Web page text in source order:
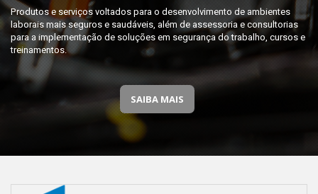
Produtos e serviços voltados para o desenvolvimento de ambientes
laborais mais seguros e saudáveis, além de assessoria e consultorias
para a implementação de soluções em segurança do trabalho, cursos e
treinamentos.
SAIBA MAIS